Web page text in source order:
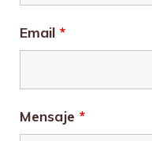
Email *
Mensaje *